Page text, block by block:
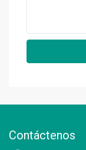
Contáctenos